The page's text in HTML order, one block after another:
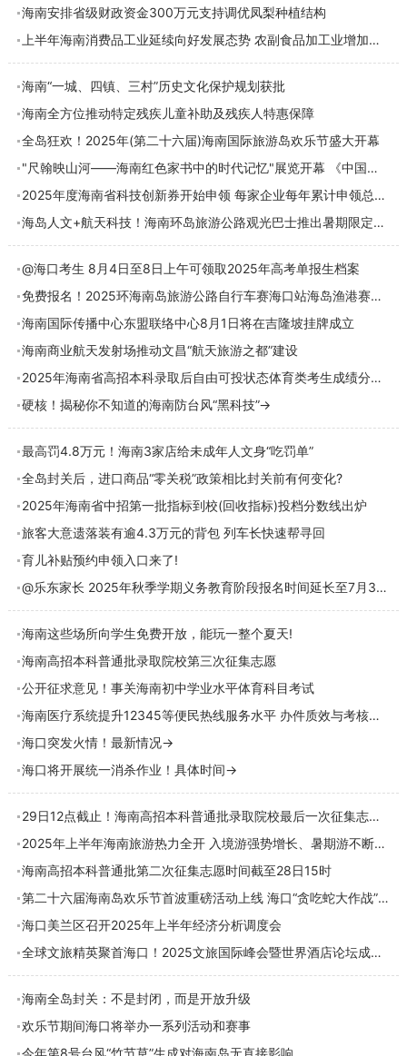
海南安排省级财政资金300万元支持调优凤梨种植结构
上半年海南消费品工业延续向好发展态势 农副食品加工业增加值增速53.5%
海南“一城、四镇、三村”历史文化保护规划获批
海南全方位推动特定残疾儿童补助及残疾人特惠保障
全岛狂欢！2025年(第二十六届)海南国际旅游岛欢乐节盛大开幕
"尺翰映山河——海南红色家书中的时代记忆"展览开幕 《中国人民解放军挂像
2025年度海南省科技创新券开始申领 每家企业每年累计申领总额度最高200万元
海岛人文+航天科技！海南环岛旅游公路观光巴士推出暑期限定专线
@海口考生 8月4日至8日上午可领取2025年高考单报生档案
免费报名！2025环海南岛旅游公路自行车赛海口站海岛渔港赛段即将开赛
海南国际传播中心东盟联络中心8月1日将在吉隆坡挂牌成立
海南商业航天发射场推动文昌“航天旅游之都”建设
2025年海南省高招本科录取后自由可投状态体育类考生成绩分布表出炉
硬核！揭秘你不知道的海南防台风“黑科技”→
最高罚4.8万元！海南3家店给未成年人文身“吃罚单”
全岛封关后，进口商品“零关税”政策相比封关前有何变化?
2025年海南省中招第一批指标到校(回收指标)投档分数线出炉
旅客大意遗落装有逾4.3万元的背包 列车长快速帮寻回
育儿补贴预约申领入口来了!
@乐东家长 2025年秋季学期义务教育阶段报名时间延长至7月30日
海南这些场所向学生免费开放，能玩一整个夏天!
海南高招本科普通批录取院校第三次征集志愿
公开征求意见！事关海南初中学业水平体育科目考试
海南医疗系统提升12345等便民热线服务水平 办件质效与考核挂钩
海口突发火情！最新情况→
海口将开展统一消杀作业！具体时间→
29日12点截止！海南高招本科普通批录取院校最后一次征集志愿→
2025年上半年海南旅游热力全开 入境游强势增长、暑期游不断升温
海南高招本科普通批第二次征集志愿时间截至28日15时
第二十六届海南岛欢乐节首波重磅活动上线 海口“贪吃蛇大作战”点燃夏日消费热潮
海口美兰区召开2025年上半年经济分析调度会
全球文旅精英聚首海口！2025文旅国际峰会暨世界酒店论坛成功举办
海南全岛封关：不是封闭，而是开放升级
欢乐节期间海口将举办一系列活动和赛事
今年第8号台风“竹节草”生成对海南岛无直接影响